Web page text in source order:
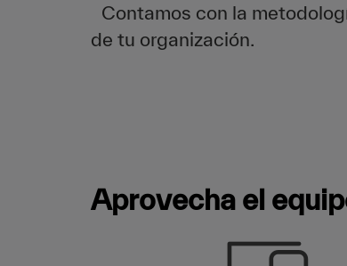
Contamos con la
de tu organización.
Aprovecha el